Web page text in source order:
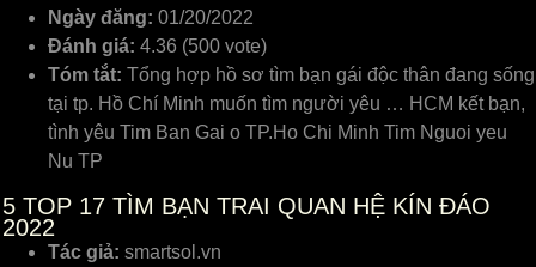
Ngày đăng: 01/20/2022
Đánh giá: 4.36 (500 vote)
Tóm tắt: Tổng hợp hồ sơ tìm bạn gái độc thân đang sống
tại tp. Hồ Chí Minh muốn tìm người yêu … HCM kết bạn,
tình yêu Tim Ban Gai o TP.Ho Chi Minh Tim Nguoi yeu
Nu TP
5 TOP 17 TÌM BẠN TRAI QUAN HỆ KÍN ĐÁO
2022
Tác giả: smartsol.vn